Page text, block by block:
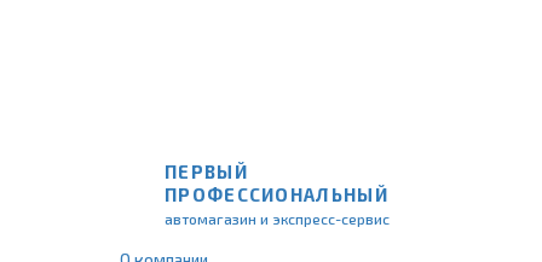
ПЕРВЫЙ
ПРОФЕССИОНАЛЬНЫЙ
автомагазин и экспресс-сервис